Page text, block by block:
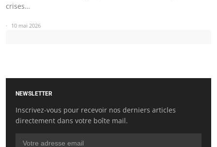
crises…
10 mai 2026
NEWSLETTER
Inscrivez-vous pour recevoir nos derniers articles
directement dans votre boîte mail.